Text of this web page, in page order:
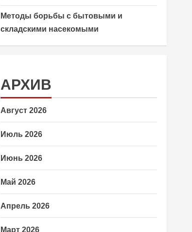
Методы борьбы с бытовыми и
складскими насекомыми
АРХИВ
Август 2026
Июль 2026
Июнь 2026
Май 2026
Апрель 2026
Март 2026